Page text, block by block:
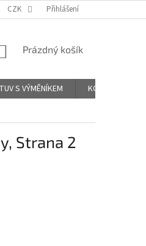
CZK Přihlášení
NÁKUPNÍ
Prázdný košík
S VÝMĚNÍKEM
KOMBINOVANÉ
, Strana 2